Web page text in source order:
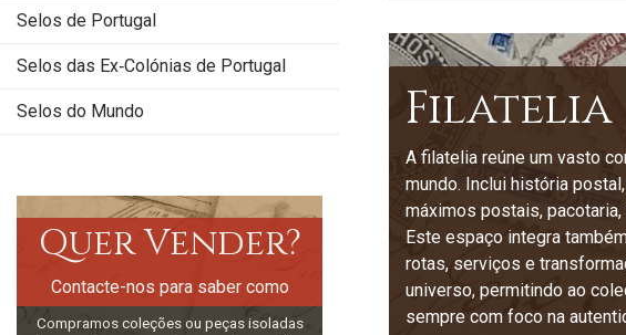
Selos de Portugal
Selos das Ex‑Colónias de Portugal
Selos do Mundo
Quer Vender?
Contacte-nos para saber como
Compramos coleções ou peças isoladas
Filatelia
A filatelia reúne um vasto
mundo. Inclui história
máximos postais,
Este espaço integra
rotas, serviços e
universo, permitindo ao
sempre com foco na